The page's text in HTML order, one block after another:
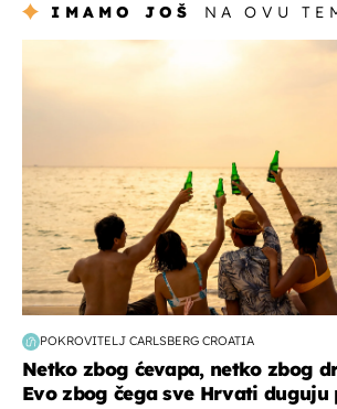
IMAMO JOŠ NA OVU
POKROVITELJ CARLSBERG CROATIA
Netko zbog ćevapa, netko zbog
Evo zbog čega sve Hrvati duguju